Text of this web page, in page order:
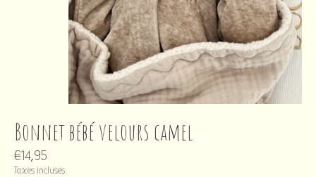
Bonnet bébé velours camel
€14,95
Taxes incluses